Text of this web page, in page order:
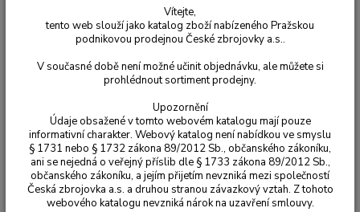
CZ 600 + LUX LIGHT 30-06 SPR
Vítejte,
tento web slouží jako katalog zboží nabízeného Pražskou
podnikovou prodejnou České zbrojovky a.s..
V současné době není možné učinit objednávku, ale můžete si
prohlédnout sortiment prodejny.
Upozornění
Údaje obsažené v tomto webovém katalogu mají pouze
informativní charakter. Webový katalog není nabídkou ve smyslu
§ 1731 nebo § 1732 zákona 89/2012 Sb., občanského zákoníku,
ani se nejedná o veřejný příslib dle § 1733 zákona 89/2012 Sb.,
občanského zákoníku, a jejím přijetím nevzniká mezi společností
Česká zbrojovka a.s. a druhou stranou závazkový vztah. Z tohoto
webového katalogu nevzniká nárok na uzavření smlouvy.